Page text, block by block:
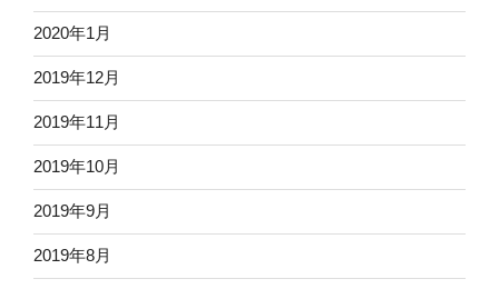
2020年1月
2019年12月
2019年11月
2019年10月
2019年9月
2019年8月